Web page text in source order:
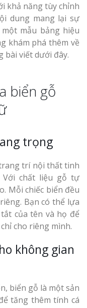
khả năng tùy chỉnh
dung mang lại sự
mẫu bảng hiệu
khám phá thêm về
bài viết dưới đây.
biển gỗ
trọng
trí nội thất tinh
chất liệu gỗ tự
Mỗi chiếc biển đều
Bạn có thể lựa
của tên và họ để
cho riêng mình.
không gian
biển gỗ là một sản
tăng thêm tính cá